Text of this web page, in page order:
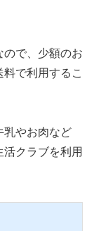
ので、少額のお
で利用するこ
乳やお肉など
活クラブを利用